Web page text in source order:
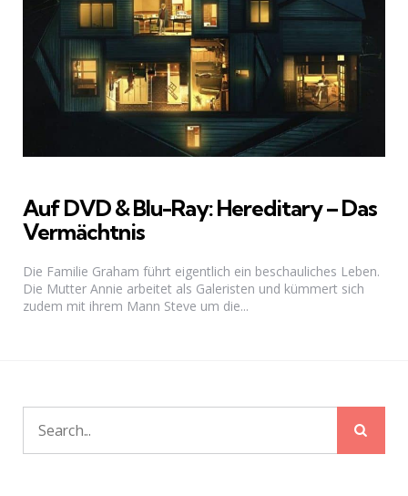
Auf DVD & Blu-Ray: Hereditary – Das
Vermächtnis
Die Familie Graham führt eigentlich ein beschauliches Leben.
Die Mutter Annie arbeitet als Galeristen und kümmert sich
zudem mit ihrem Mann Steve um die...
Search
for: